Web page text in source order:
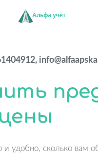
и удобно, сколько вам